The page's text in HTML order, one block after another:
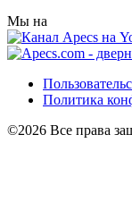
Мы на
Политика
©2026 Все права